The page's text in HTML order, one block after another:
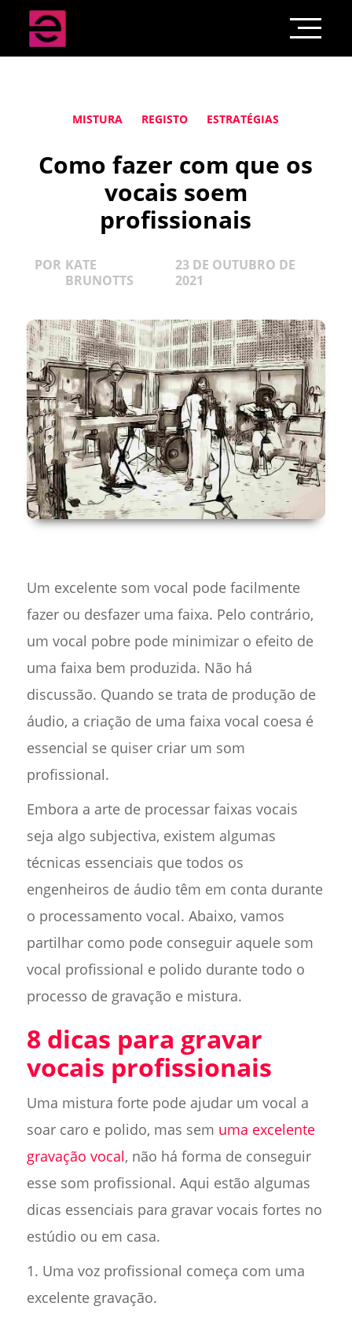
MISTURA REGISTO ESTRATÉGIAS
Como fazer com que os
vocais soem
profissionais
POR KATE
BRUNOTTS
23 DE OUTUBRO DE
2021
Um excelente som vocal pode facilmente
fazer ou desfazer uma faixa. Pelo contrário,
um vocal pobre pode minimizar o efeito de
uma faixa bem produzida. Não há
discussão. Quando se trata de produção de
áudio, a criação de uma faixa vocal coesa é
essencial se quiser criar um som
profissional.
Embora a arte de processar faixas vocais
seja algo subjectiva, existem algumas
técnicas essenciais que todos os
engenheiros de áudio têm em conta durante
o processamento vocal. Abaixo, vamos
partilhar como pode conseguir aquele som
vocal profissional e polido durante todo o
processo de gravação e mistura.
8 dicas para gravar
vocais profissionais
Uma mistura forte pode ajudar um vocal a
soar caro e polido, mas sem uma excelente
gravação vocal, não há forma de conseguir
esse som profissional. Aqui estão algumas
dicas essenciais para gravar vocais fortes no
estúdio ou em casa.
1. Uma voz profissional começa com uma
excelente gravação.